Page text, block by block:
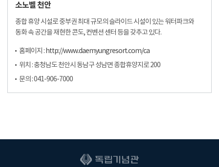
소노벨 천안
종합 휴양 시설로 중부권 최대 규모의 슬라이드 시설이 있는 워터파크와
동화 속 공간을 재현한 콘도, 컨벤션 센터 등을 갖추고 있다.
홈페이지 :http://www.daemyungresort.com/ca
위치 : 충청남도 천안시 동남구 성남면 종합휴양지로 200
문의 : 041-906-7000